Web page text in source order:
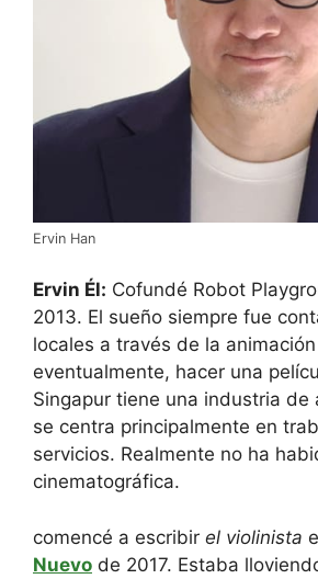
Ervin Han
Ervin Él: Cofundé Robot
2013. El sueño siempre fue
locales a través de la animación
eventualmente, hacer una
Singapur tiene una industria de
se centra principalmente en
servicios. Realmente no ha
cinematográfica.
comencé a escribir el violinista
Nuevo de 2017. Estaba